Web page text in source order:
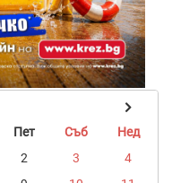
Пет Съб
Нед
2 3
4